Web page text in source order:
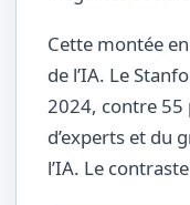
Cette montée
de l’IA. Le
2024, contre 55
d’experts et du
l’IA. Le